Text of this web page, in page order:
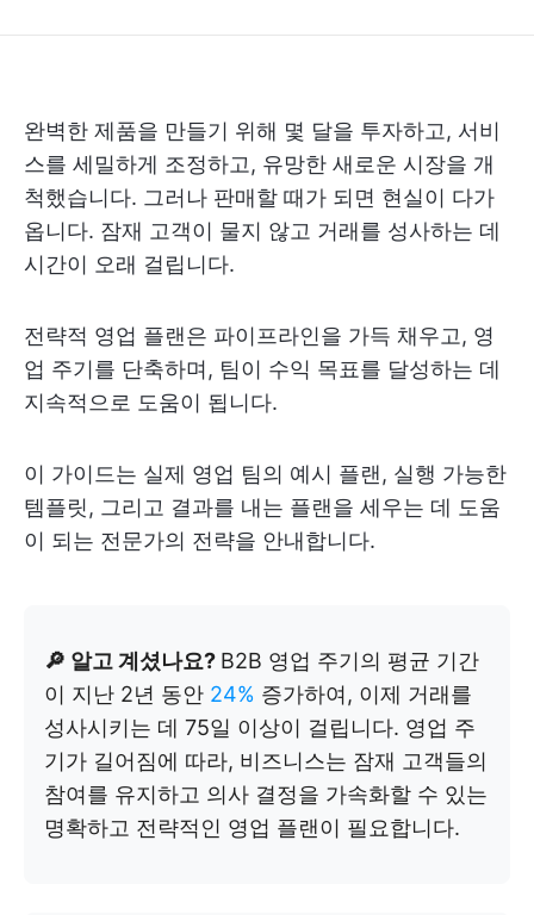
완벽한 제품을 만들기 위해 몇 달을 투자하고, 서비
스를 세밀하게 조정하고, 유망한 새로운 시장을 개
척했습니다. 그러나 판매할 때가 되면 현실이 다가
옵니다. 잠재 고객이 물지 않고 거래를 성사하는 데
시간이 오래 걸립니다.
전략적 영업 플랜은 파이프라인을 가득 채우고, 영
업 주기를 단축하며, 팀이 수익 목표를 달성하는 데
지속적으로 도움이 됩니다.
이 가이드는 실제 영업 팀의 예시 플랜, 실행 가능한
템플릿, 그리고 결과를 내는 플랜을 세우는 데 도움
이 되는 전문가의 전략을 안내합니다.
🔎 알고 계셨나요? B2B 영업 주기의 평균 기간
이 지난 2년 동안 24% 증가하여, 이제 거래를
성사시키는 데 75일 이상이 걸립니다. 영업 주
기가 길어짐에 따라, 비즈니스는 잠재 고객들의
참여를 유지하고 의사 결정을 가속화할 수 있는
명확하고 전략적인 영업 플랜이 필요합니다.